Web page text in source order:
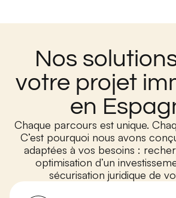
Nos
votre projet
en
Chaque parcours est unique.
C’est pourquoi nous avons
adaptées à vos besoins :
optimisation d’un
sécurisation juridique de